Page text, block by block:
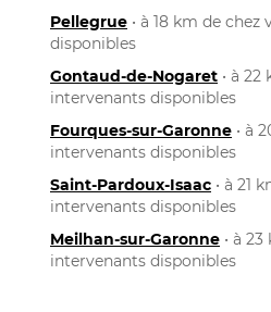
Pellegrue • à 18 km de chez
disponibles
Gontaud-de-Nogaret • à 22
intervenants disponibles
Fourques-sur-Garonne • à
intervenants disponibles
Saint-Pardoux-Isaac • à 21
intervenants disponibles
Meilhan-sur-Garonne • à
intervenants disponibles